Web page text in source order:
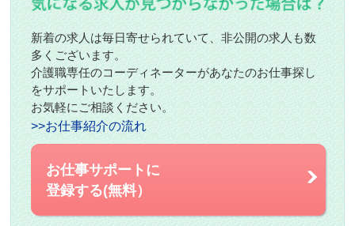
新着の求人は毎日寄せられていて、非公開の求人も数
多くございます。
介護職専任のコーディネーターがあなたのお仕事探し
をサポートいたします。
お気軽にご相談ください。
>>お仕事紹介の流れ
お仕事サポートに
登録する(無料）